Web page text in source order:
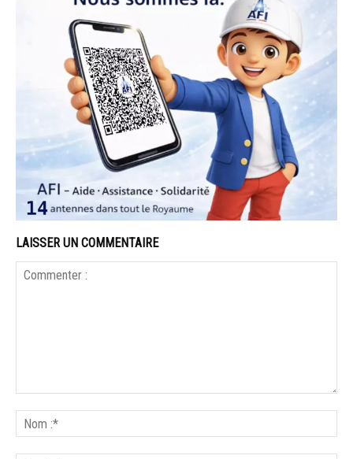
LAISSER UN COMMENTAIRE